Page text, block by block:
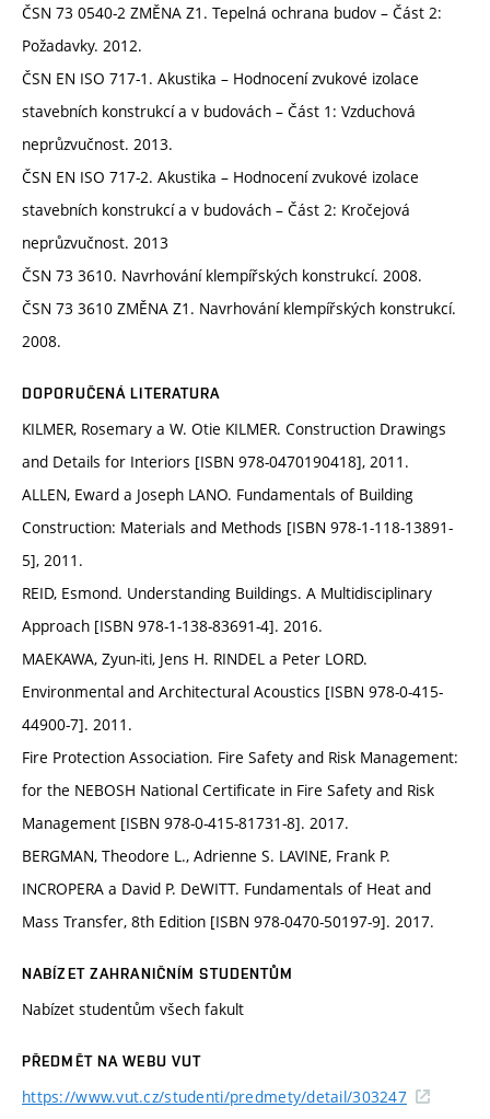
ČSN 73 0540-2 ZMĚNA Z1. Tepelná ochrana budov – Část 2:
Požadavky. 2012.
ČSN EN ISO 717-1. Akustika – Hodnocení zvukové izolace
stavebních konstrukcí a v budovách – Část 1: Vzduchová
neprůzvučnost. 2013.
ČSN EN ISO 717-2. Akustika – Hodnocení zvukové izolace
stavebních konstrukcí a v budovách – Část 2: Kročejová
neprůzvučnost. 2013
ČSN 73 3610. Navrhování klempířských konstrukcí. 2008.
ČSN 73 3610 ZMĚNA Z1. Navrhování klempířských konstrukcí.
2008. ​
DOPORUČENÁ LITERATURA
KILMER, Rosemary a W. Otie KILMER. Construction Drawings
and Details for Interiors [ISBN 978-0470190418], 2011.
ALLEN, Eward a Joseph LANO. Fundamentals of Building
Construction: Materials and Methods [ISBN 978-1-118-13891-
5], 2011.
REID, Esmond. Understanding Buildings. A Multidisciplinary
Approach [ISBN 978-1-138-83691-4]. 2016.
MAEKAWA, Zyun-iti, Jens H. RINDEL a Peter LORD.
Environmental and Architectural Acoustics [ISBN 978-0-415-
44900-7]. 2011.
Fire Protection Association. Fire Safety and Risk Management:
for the NEBOSH National Certificate in Fire Safety and Risk
Management [ISBN 978-0-415-81731-8]. 2017.
BERGMAN, Theodore L., Adrienne S. LAVINE, Frank P.
INCROPERA a David P. DeWITT. Fundamentals of Heat and
Mass Transfer, 8th Edition [ISBN 978-0470-50197-9]. 2017.
NABÍZET ZAHRANIČNÍM STUDENTŮM
Nabízet studentům všech fakult
PŘEDMĚT NA WEBU VUT
https://www.vut.cz/studenti/predmety/detail/303247